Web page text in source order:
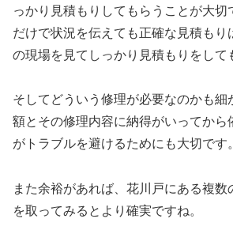
っかり見積もりしてもらうことが大切
だけで状況を伝えても正確な見積もり
の現場を見てしっかり見積もりをして
そしてどういう修理が必要なのかも細
額とその修理内容に納得がいってから
がトラブルを避けるためにも大切です。
また余裕があれば、花川戸にある複数
を取ってみるとより確実ですね。